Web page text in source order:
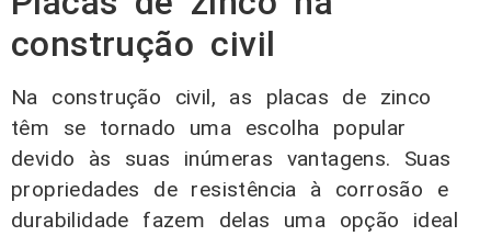
construção civil
Na construção civil, as placas de zinco
têm se tornado uma escolha popular
devido às suas inúmeras vantagens. Suas
propriedades de resistência à corrosão e
durabilidade fazem delas uma opção ideal